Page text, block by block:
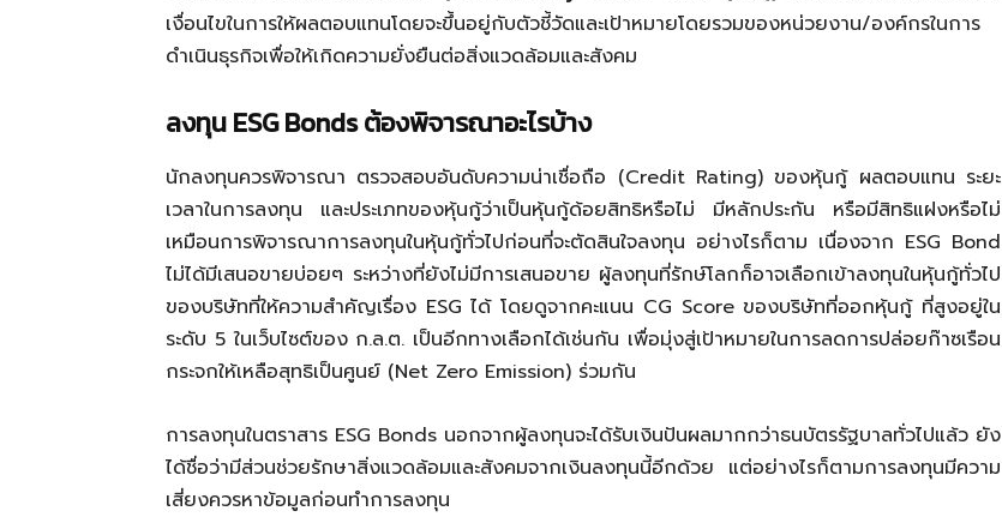
เงื่อนไขในการให้ผลตอบแทนโดยจะขึ้นอยู่กับตัวชี้วัดและเป้าหมายโดยรวมของหน่วยงาน/องค์กรในการ
ดำเนินธุรกิจเพื่อให้เกิดความยั่งยืนต่อสิ่งแวดล้อมและสังคม
ลงทุนESG Bondsต้องพิจารณาอะไรบ้าง
นักลงทุนควรพิจารณา ตรวจสอบอันดับความน่าเชื่อถือ (Credit Rating) ของหุ้นกู้ ผลตอบแทน ระยะ
เวลาในการลงทุน และประเภทของหุ้นกู้ว่าเป็นหุ้นกู้ด้อยสิทธิหรือไม่ มีหลักประกัน หรือมีสิทธิแฝงหรือไม่
เหมือนการพิจารณาการลงทุนในหุ้นกู้ทั่วไปก่อนที่จะตัดสินใจลงทุน อย่างไรก็ตาม เนื่องจาก ESG Bond
ไม่ได้มีเสนอขายบ่อยๆ ระหว่างที่ยังไม่มีการเสนอขาย ผู้ลงทุนที่รักษ์โลกก็อาจเลือกเข้าลงทุนในหุ้นกู้ทั่วไป
ของบริษัทที่ให้ความสำคัญเรื่อง ESGได้ โดยดูจากคะแนน CG Score ของบริษัทที่ออกหุ้นกู้ ที่สูงอยู่ใน
ระดับ 5 ในเว็บไซต์ของ ก.ล.ต. เป็นอีกทางเลือกได้เช่นกัน เพื่อมุ่งสู่เป้าหมายในการลดการปล่อยก๊าซเรือน
กระจกให้เหลือสุทธิเป็นศูนย์ (Net Zero Emission) ร่วมกัน
การลงทุนในตราสาร ESG Bonds นอกจากผู้ลงทุนจะได้รับเงินปันผลมากกว่าธนบัตรรัฐบาลทั่วไปแล้ว ยัง
ได้ชื่อว่ามีส่วนช่วยรักษาสิ่งแวดล้อมและสังคมจากเงินลงทุนนี้อีกด้วย แต่อย่างไรก็ตามการลงทุนมีความ
เสี่ยงควรหาข้อมูลก่อนทำการลงทุน